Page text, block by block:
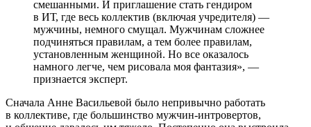
смешанными. И приглашение стать гендиром
в ИТ, где весь коллектив (включая учредителя) —
мужчины, немного смущал. Мужчинам сложнее
подчиняться правилам, а тем более правилам,
установленным женщиной. Но все оказалось
намного легче, чем рисовала моя фантазия», —
признается эксперт.
Сначала Анне Васильевой было непривычно работать
в коллективе, где большинство мужчин-интровертов,